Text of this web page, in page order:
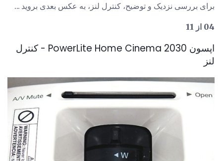
برای بررسی نزدیک و توضیح، کنترل لنز، به عکس بعدی بروید ...
04 از 11
اپسون PowerLite Home Cinema 2030 - کنترل
لنز